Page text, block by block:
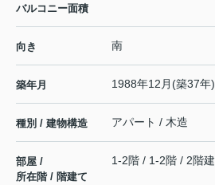
バルコニー面積
向き 南
築年月 1988年12月(築37年)
種別 / 建物構造 アパート / 木造
部屋 /
所在階 / 階建て
1-2階 / 1-2階 / 2階建